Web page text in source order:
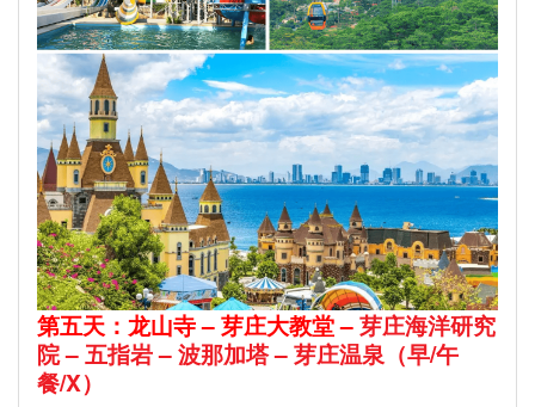
第五天：龙山寺–芽庄大教堂–芽庄海洋研究
院–五指岩–波那加塔–芽庄温泉（早/午
餐/X）